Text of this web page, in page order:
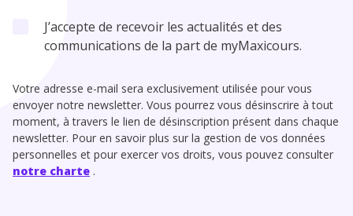
J’accepte de recevoir les actualités et des
communications de la part de myMaxicours.
Votre adresse e-mail sera exclusivement utilisée pour vous
envoyer notre newsletter. Vous pourrez vous désinscrire à tout
moment, à travers le lien de désinscription présent dans chaque
newsletter. Pour en savoir plus sur la gestion de vos données
personnelles et pour exercer vos droits, vous pouvez consulter
notre charte .